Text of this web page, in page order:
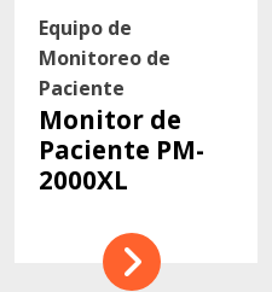
Equipo de
Monitoreo de
Paciente
Monitor de
Paciente PM-
2000XL